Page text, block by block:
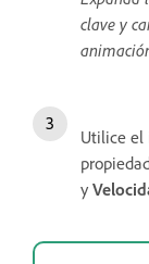
clave y
Utilice el
y